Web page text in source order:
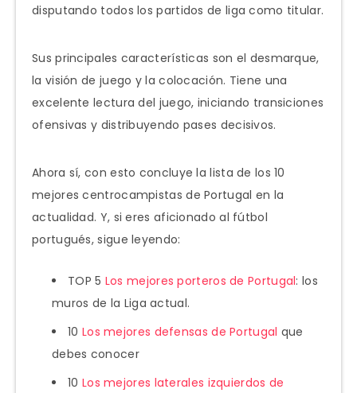
disputando todos los partidos de liga como titular.
Sus principales características son el desmarque,
la visión de juego y la colocación. Tiene una
excelente lectura del juego, iniciando transiciones
ofensivas y distribuyendo pases decisivos.
Ahora sí, con esto concluye la lista de los 10
mejores centrocampistas de Portugal en la
actualidad. Y, si eres aficionado al fútbol
portugués, sigue leyendo:
TOP 5 Los mejores porteros de Portugal: los
muros de la Liga actual.
10 Los mejores defensas de Portugal que
debes conocer
10 Los mejores laterales izquierdos de